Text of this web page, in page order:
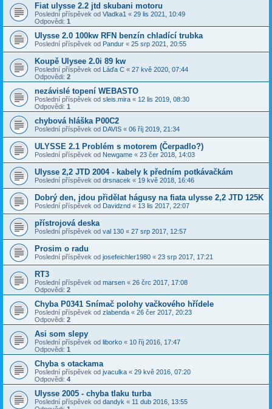
Fiat ulysse 2.2 jtd skubani motoru
Poslední příspěvek od Vladka1 « 29 lis 2021, 10:49
Odpovědi: 1
Ulysse 2.0 100kw RFN benzín chladící trubka
Poslední příspěvek od Pandur « 25 srp 2021, 20:55
Koupě Ulysee 2.0i 89 kw
Poslední příspěvek od Láďa C « 27 kvě 2020, 07:44
Odpovědi: 2
nezávislé topení WEBASTO
Poslední příspěvek od sleis.mira « 12 lis 2019, 08:30
Odpovědi: 1
chybová hláška P00C2
Poslední příspěvek od DAVIS « 06 říj 2019, 21:34
ULYSSE 2.1 Problém s motorem (Čerpadlo?)
Poslední příspěvek od Newgame « 23 čer 2018, 14:03
Ulysse 2,2 JTD 2004 - kabely k předním potkávačkám
Poslední příspěvek od drsnacek « 19 kvě 2018, 16:46
Dobrý den, jdou přidělat hágusy na fiata ulysse 2,2 JTD 125K
Poslední příspěvek od Davidznd « 13 lis 2017, 22:07
přístrojová deska
Poslední příspěvek od val 130 « 27 srp 2017, 12:57
Prosim o radu
Poslední příspěvek od josefeichler1980 « 23 srp 2017, 17:21
RT3
Poslední příspěvek od marsen « 26 črc 2017, 17:08
Odpovědi: 2
Chyba P0341 Snímač polohy vačkového hřídele
Poslední příspěvek od zlabenda « 26 čer 2017, 20:23
Odpovědi: 2
Asi som slepy
Poslední příspěvek od liborko « 10 říj 2016, 17:47
Odpovědi: 1
Chyba s otackama
Poslední příspěvek od jvaculka « 29 kvě 2016, 07:20
Odpovědi: 4
Ulysse 2005 - chyba tlaku turba
Poslední příspěvek od dandyk « 11 dub 2016, 13:55